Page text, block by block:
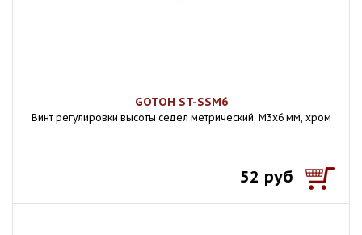
GOTOH ST-SSM6
Винт регулировки высоты седел метрический, M3x6 мм, хром
52 руб